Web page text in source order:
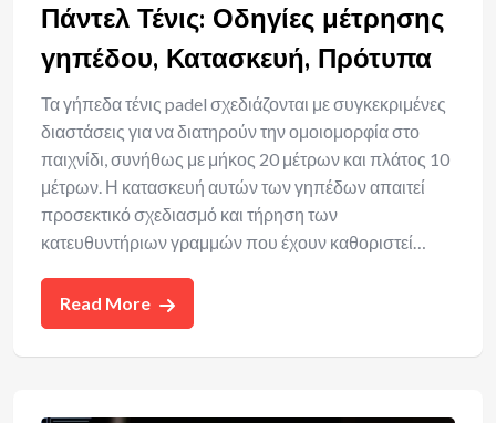
Πάντελ Τένις: Οδηγίες μέτρησης
γηπέδου, Κατασκευή, Πρότυπα
Τα γήπεδα τένις padel σχεδιάζονται με συγκεκριμένες
διαστάσεις για να διατηρούν την ομοιομορφία στο
παιχνίδι, συνήθως με μήκος 20 μέτρων και πλάτος 10
μέτρων. Η κατασκευή αυτών των γηπέδων απαιτεί
προσεκτικό σχεδιασμό και τήρηση των
κατευθυντήριων γραμμών που έχουν καθοριστεί…
Read More